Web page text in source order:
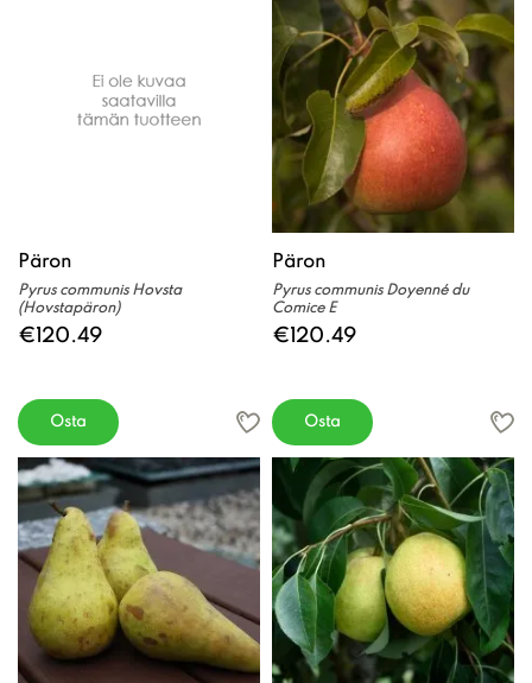
Päron
Pyrus communis Hovsta
(Hovstapäron)
€120.49
Osta
Päron
Pyrus communis Doyenné du
Comice E
€120.49
Osta